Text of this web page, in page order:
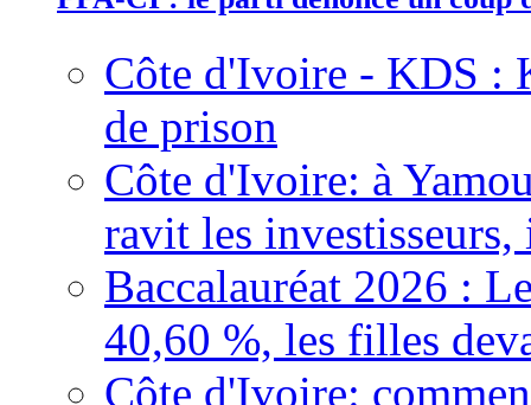
Côte d'Ivoire - KDS :
de prison
Côte d'Ivoire: à
ravit les
Baccalauréat 2026 :
40,60 %, les filles
Côte d'Ivoire: